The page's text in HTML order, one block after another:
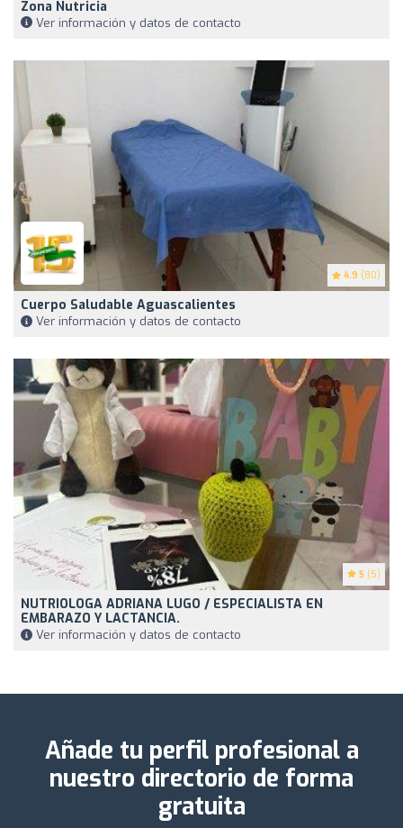
Zona Nutricia
Ver información y datos de contacto
4.9 (80)
Cuerpo Saludable Aguascalientes
Ver información y datos de contacto
5 (5)
NUTRIOLOGA ADRIANA LUGO / ESPECIALISTA EN
EMBARAZO Y LACTANCIA.
Ver información y datos de contacto
Añade tu perfil profesional a
nuestro directorio de forma
gratuita